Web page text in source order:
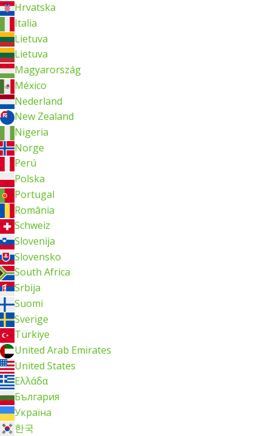
Hrvatska
Italia
Lietuva
Lietuva
Magyarország
México
Nederland
New Zealand
Nigeria
Norge
Perú
Polska
Portugal
România
Schweiz
Slovenija
Slovensko
South Africa
Srbija
Suomi
Sverige
Türkiye
United Arab Emirates
United States
Ελλάδα
България
Україна
한국